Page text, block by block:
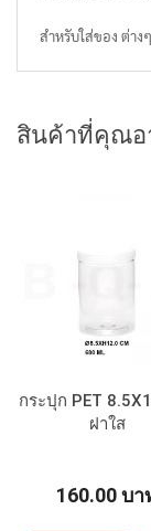
สำหรับใส่ของ ต่าง
สินค้าที่คุณอ
กระปุก PET
ฝาใส
160.00 บา